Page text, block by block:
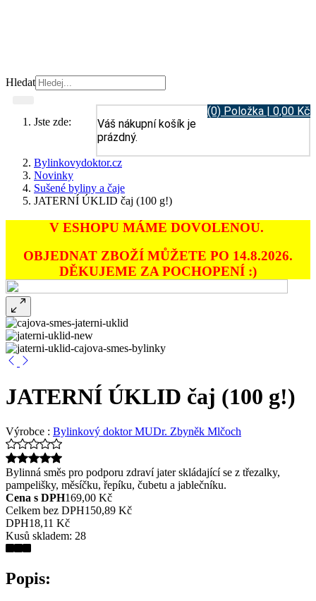
Hledat
(0) Položka | 0,00 Kč
Váš nákupní košík je
prázdný.
Jste zde:
Bylinkovydoktor.cz
Novinky
Sušené byliny a čaje
JATERNÍ ÚKLID čaj (100 g!)
V ESHOPU MÁME DOVOLENOU.
OBJEDNAT ZBOŽÍ MŮŽETE PO 14.8.2026.
DĚKUJEME ZA POCHOPENÍ :)
JATERNÍ ÚKLID čaj (100 g!)
Výrobce : Bylinkový doktor MUDr. Zbyněk Mlčoch
Bylinná směs pro podporu zdraví jater skládající se z třezalky,
pampelišky, měsíčku, řepíku, čubetu a jablečníku.
Cena s DPH169,00 Kč
Celkem bez DPH150,89 Kč
DPH18,11 Kč
Kusů skladem: 28
Popis: